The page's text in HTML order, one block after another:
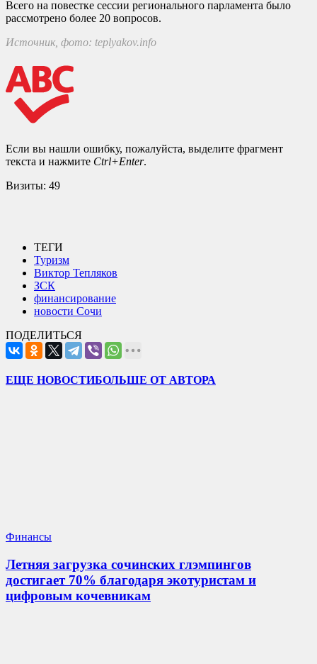
Всего на повестке сессии регионального парламента было
рассмотрено более 20 вопросов.
Источник, фото: teplyakov.info
Если вы нашли ошибку, пожалуйста, выделите фрагмент
текста и нажмите Ctrl+Enter.
Визиты: 49
ТЕГИ
Туризм
Виктор Тепляков
ЗСК
финансирование
новости Сочи
ПОДЕЛИТЬСЯ
ЕЩЕ НОВОСТИБОЛЬШЕ ОТ АВТОРА
Финансы
Летняя загрузка сочинских глэмпингов
достигает 70% благодаря экотуристам и
цифровым кочевникам